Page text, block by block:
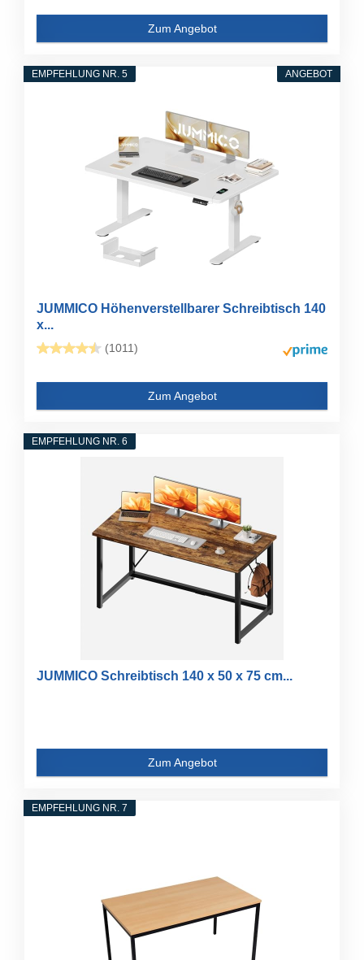
Zum Angebot
ANGEBOT
EMPFEHLUNG NR. 5
JUMMICO Höhenverstellbarer Schreibtisch 140
x...
(1011)
Zum Angebot
EMPFEHLUNG NR. 6
JUMMICO Schreibtisch 140 x 50 x 75 cm...
Zum Angebot
EMPFEHLUNG NR. 7